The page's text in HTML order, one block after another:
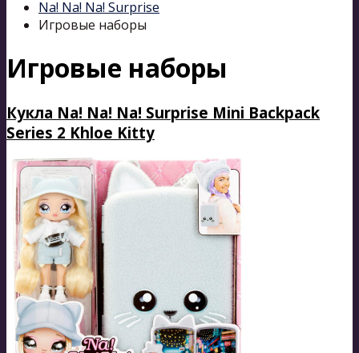
Na! Na! Na! Surprise
Игровые наборы
Игровые наборы
Кукла Na! Na! Na! Surprise Mini Backpack
Series 2 Khloe Kitty